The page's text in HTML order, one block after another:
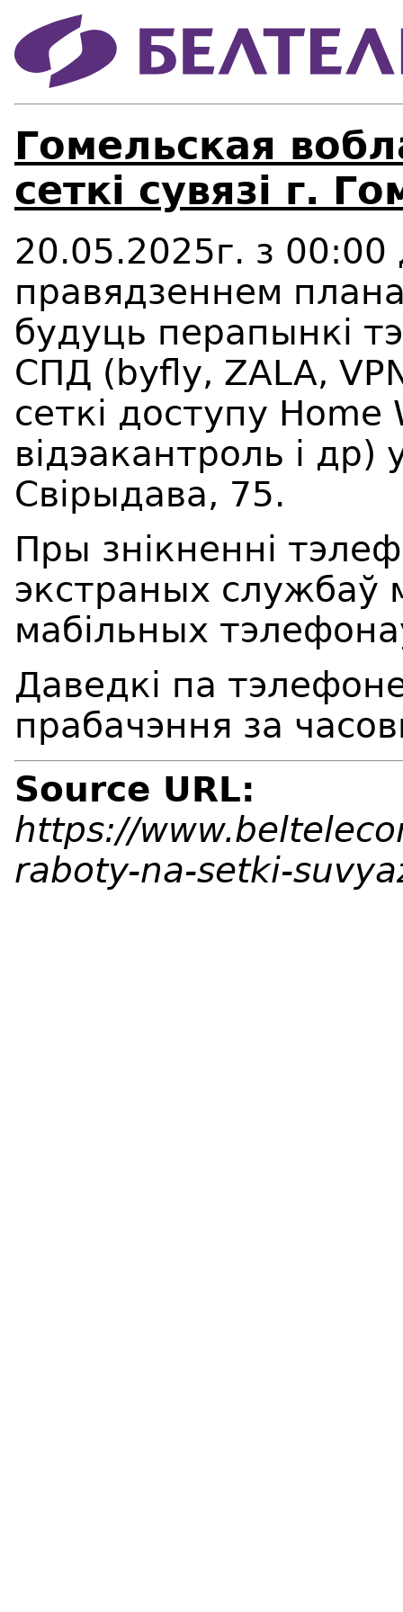
Гомельская
сеткі сувязі г.
20.05.2025г. з 00:00
правядзеннем
будуць перапынкі
СПД (byfly, ZALA,
сеткі доступу Home
відэакантроль і др)
Свірыдава, 75.
Пры знікненні
экстраных службаў
мабільных
Даведкі па
прабачэння за
Source URL:
https://
raboty-na-setki-